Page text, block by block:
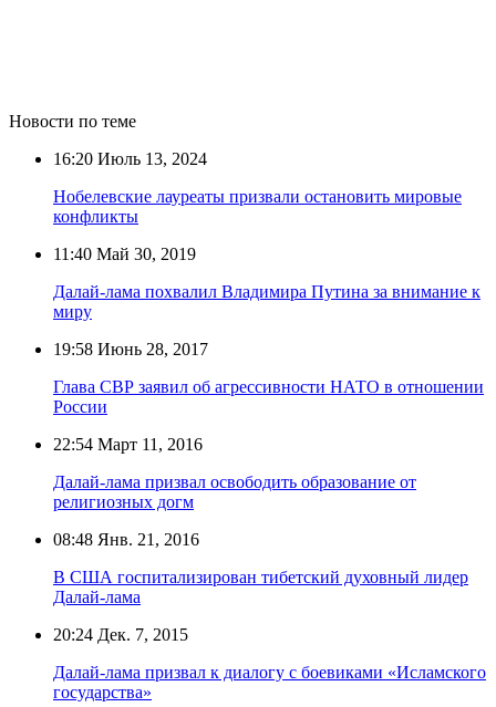
Новости по теме
16:20 Июль 13, 2024
Нобелевские лауреаты призвали остановить мировые
конфликты
11:40 Май 30, 2019
Далай-лама похвалил Владимира Путина за внимание к
миру
19:58 Июнь 28, 2017
Глава СВР заявил об агрессивности НАТО в отношении
России
22:54 Март 11, 2016
Далай-лама призвал освободить образование от
религиозных догм
08:48 Янв. 21, 2016
В США госпитализирован тибетский духовный лидер
Далай-лама
20:24 Дек. 7, 2015
Далай-лама призвал к диалогу с боевиками «Исламского
государства»